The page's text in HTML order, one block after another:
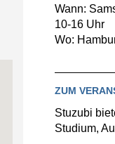
Wann:
10-16 Uhr
Wo:
ZUM
Stuzubi
Studium,